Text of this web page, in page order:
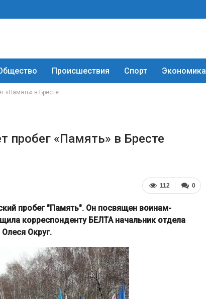
Происшествия Спорт Экономика
«Память» в Бресте
пробег «Память» в Бресте
0
112
пробег "Память". Он посвящен воинам-
корреспонденту БЕЛТА начальник отдела
Округ.